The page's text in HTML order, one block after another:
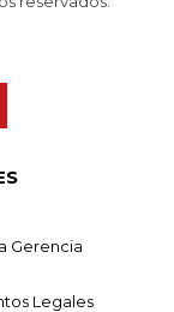
Gerencia
Legales